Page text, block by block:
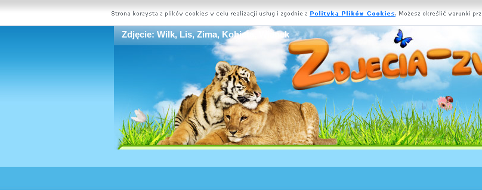
Zdjęcie: Wilk, Lis, Zima, Kobieta, Wianek